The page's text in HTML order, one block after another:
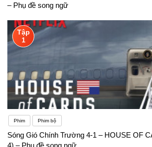
– Phụ đề song ngữ
Tập
1
Phim Phim bộ
Sóng Gió Chính Trường 4-1 – HOUSE OF
4) – Phụ đề song ngữ